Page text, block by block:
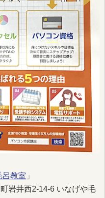
呂教室 」
岩井西2-14-6 いなげや毛